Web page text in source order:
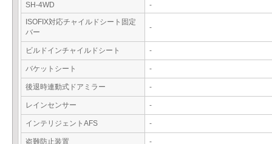
SH-4WD
-
ISOFIX対応チャイルドシート固定
バー
-
ビルドインチャイルドシート -
バケットシート -
後退時連動式ドアミラー -
レインセンサー -
インテリジェントAFS -
盗難防止装置 -